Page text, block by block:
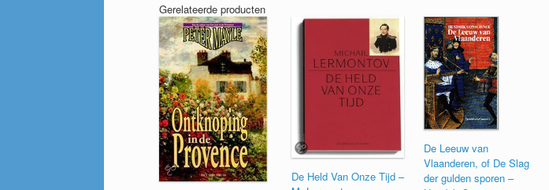
Gerelateerde producten
De Held Van Onze Tijd –
De Leeuw van
Vlaanderen, of De Slag
der gulden sporen –